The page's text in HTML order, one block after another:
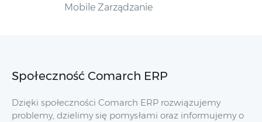
Mobile Zarządzanie
Społeczność Comarch ERP
Dzięki społeczności Comarch ERP rozwiązujemy
problemy, dzielimy się pomysłami oraz informujemy o